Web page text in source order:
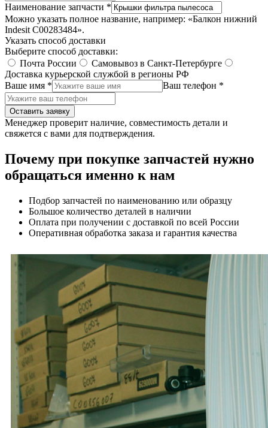
Наименование запчасти *
Можно указать полное название, например: «Балкон нижний
Indesit C00283484».
Указать способ доставки
Выберите способ доставки:
Почта России
Самовывоз в Санкт-Петербурге
Доставка курьерской службой в регионы РФ
Ваше имя *
Ваш телефон *
Оставить заявку
Менеджер проверит наличие, совместимость детали и
свяжется с вами для подтверждения.
Почему при покупке запчастей нужно
обращаться именно к нам
Подбор запчастей по наименованию или образцу
Большое количество деталей в наличии
Оплата при получении с доставкой по всей России
Оперативная обработка заказа и гарантия качества